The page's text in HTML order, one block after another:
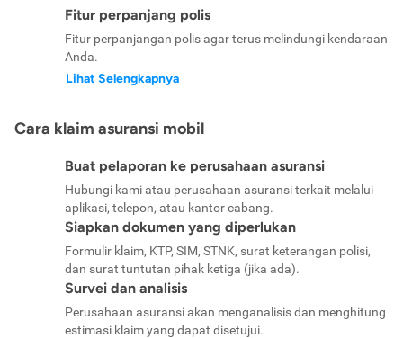
Fitur perpanjang polis
Fitur perpanjangan polis agar terus melindungi kendaraan
Anda.
Lihat Selengkapnya
Cara klaim asuransi mobil
Buat pelaporan ke perusahaan asuransi
Hubungi kami atau perusahaan asuransi terkait melalui
aplikasi, telepon, atau kantor cabang.
Siapkan dokumen yang diperlukan
Formulir klaim, KTP, SIM, STNK, surat keterangan polisi,
dan surat tuntutan pihak ketiga (jika ada).
Survei dan analisis
Perusahaan asuransi akan menganalisis dan menghitung
estimasi klaim yang dapat disetujui.